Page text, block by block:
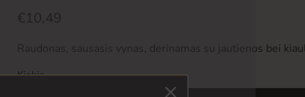
Dabartinė kaina
€10,49
Raudonas, sausasis vynas, derinamas su jautienos bei
Kiekis